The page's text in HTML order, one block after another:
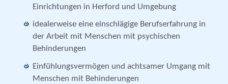
Einrichtungen in Herford und Umgebung
idealerweise eine einschlägige Berufserfahrung in
der Arbeit mit Menschen mit psychischen
Behinderungen
Einfühlungsvermögen und achtsamer Umgang mit
Menschen mit Behinderungen